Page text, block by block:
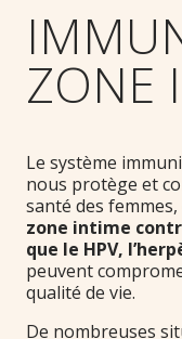
ZONE
Le système
nous protège et
santé des femmes,
zone intime
que le HPV,
peuvent
qualité de vie.
De nombreuses